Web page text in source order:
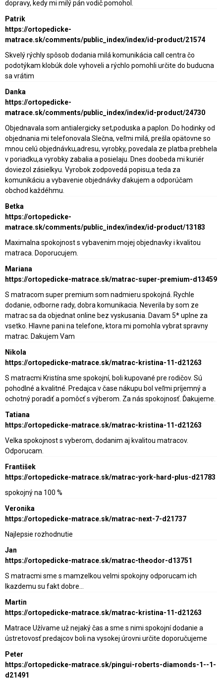
dopravy, kedy mi milý pán vodič pomohol.
Patrik
https://ortopedicke-
matrace.sk/comments/public_index/index/id-product/21574
Skvelý rýchly spôsob dodania milá komunikácia call centra čo
podotýkam klobúk dole vyhoveli a rýchlo pomohli určite do buducna
sa vrátim
Danka
https://ortopedicke-
matrace.sk/comments/public_index/index/id-product/24730
Objednavala som antialergicky set,poduska a paplon. Do hodinky od
objednania mi telefonovala Slečna, veľmi milá, prešla opätovne so
mnou celú objednávku,adresu, vyrobky, povedala ze platba prebhela
v poriadku,a vyrobky zabalia a posielaju. Dnes doobeda mi kuriér
doviezol zásielkyu. Vyrobok zodpovedá popisu,a teda za
komunikáciu a vybavenie objednávky ďakujem a odporúčam
obchod každéhmu.
Betka
https://ortopedicke-
matrace.sk/comments/public_index/index/id-product/13183
Maximalna spokojnost s vybavenim mojej objednavky i kvalitou
matraca. Doporucujem.
Mariana
https://ortopedicke-matrace.sk/matrac-super-premium-d13459
S matracom super premium som nadmieru spokojná. Rychle
dodanie, odborne rady, dobra komunikacia. Neverila by som ze
matrac sa da objednat online bez vyskusania. Davam 5* uplne za
vsetko. Hlavne pani na telefone, ktora mi pomohla vybrat spravny
matrac. Dakujem Vam
Nikola
https://ortopedicke-matrace.sk/matrac-kristina-11-d21263
S matracmi Kristína sme spokojní, boli kupované pre rodičov. Sú
pohodlné a kvalitné. Predajca v čase nákupu bol veľmi príjemný a
ochotný poradiť a pomôcť s výberom. Za nás spokojnosť. Ďakujeme.
Tatiana
https://ortopedicke-matrace.sk/matrac-kristina-11-d21263
Velka spokojnost s vyberom, dodanim aj kvalitou matracov.
Odporucam.
František
https://ortopedicke-matrace.sk/matrac-york-hard-plus-d21783
spokojný na 100 %
Veronika
https://ortopedicke-matrace.sk/matrac-next-7-d21737
Najlepsie rozhodnutie
Jan
https://ortopedicke-matrace.sk/matrac-theodor-d13751
S matracmi sme s mamzelkou velmi spokojny odporucam ich
lkazdemu su fakt dobre…
Martin
https://ortopedicke-matrace.sk/matrac-kristina-11-d21263
Matrace Užívame už nejaký čas a sme s nimi spokojní dodanie a
ústretovosť predajcov boli na vysokej úrovni určite doporučujeme
Peter
https://ortopedicke-matrace.sk/pingui-roberts-diamonds-1--1-
d21491